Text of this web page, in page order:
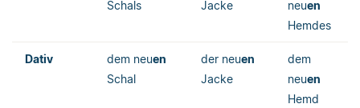
Schals
Jacke
neuen
Hemdes
Dativ dem neuen
Schal
der neuen
Jacke
dem
neuen
Hemd